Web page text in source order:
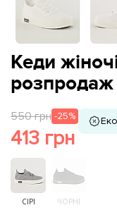
Кеди
розпродаж
550 грн -25%
413 грн
СІРІ ЧОРНІ